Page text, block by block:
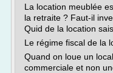
La location meublée
la retraite ? Faut-il
Quid de la location
Le régime fiscal de la
Quand on loue un
commerciale et non